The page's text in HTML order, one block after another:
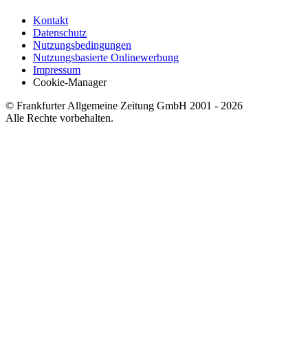
Kontakt
Datenschutz
Nutzungsbedingungen
Nutzungsbasierte Onlinewerbung
Impressum
Cookie-Manager
© Frankfurter Allgemeine Zeitung GmbH 2001 - 2026
Alle Rechte vorbehalten.